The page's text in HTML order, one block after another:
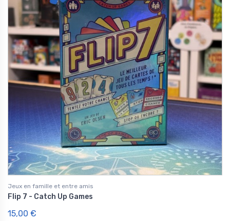
Jeux en famille et entre amis
Flip 7 - Catch Up Games
15,00 €